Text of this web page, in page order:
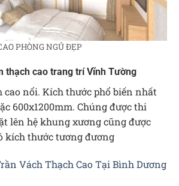
PHÒNG NGỦ ĐẸP
thạch cao trang trí Vĩnh Tường
cao nổi. Kích thước phổ biến nhất
600x1200mm. Chúng được thi
lên hệ khung xương cũng được
kích thước tương đương
Vách Thạch Cao Tại Bình Dương